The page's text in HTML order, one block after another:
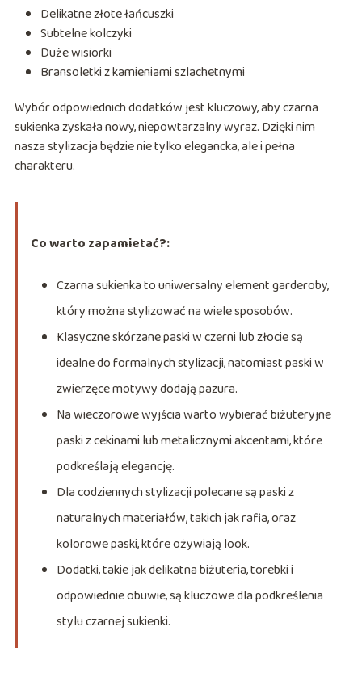
Delikatne złote łańcuszki
Subtelne kolczyki
Duże wisiorki
Bransoletki z kamieniami szlachetnymi
Wybór odpowiednich dodatków jest kluczowy, aby czarna
sukienka zyskała nowy, niepowtarzalny wyraz. Dzięki nim
nasza stylizacja będzie nie tylko elegancka, ale i pełna
charakteru.
Co warto zapamietać?:
Czarna sukienka to uniwersalny element garderoby,
który można stylizować na wiele sposobów.
Klasyczne skórzane paski w czerni lub złocie są
idealne do formalnych stylizacji, natomiast paski w
zwierzęce motywy dodają pazura.
Na wieczorowe wyjścia warto wybierać biżuteryjne
paski z cekinami lub metalicznymi akcentami, które
podkreślają elegancję.
Dla codziennych stylizacji polecane są paski z
naturalnych materiałów, takich jak rafia, oraz
kolorowe paski, które ożywiają look.
Dodatki, takie jak delikatna biżuteria, torebki i
odpowiednie obuwie, są kluczowe dla podkreślenia
stylu czarnej sukienki.